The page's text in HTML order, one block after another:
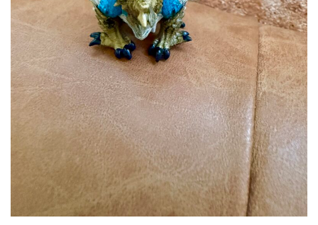
2024年4月
2024年3月
2024年2月
2024年1月
2023年12月
2023年11月
2023年10月
2023年9月